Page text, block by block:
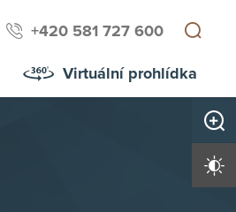
+420 581 727 600
Virtuální prohlídka